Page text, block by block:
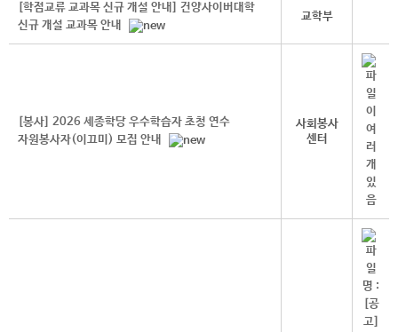
[학점교류 교과목 신규 개설 안내] 건양사이버대학
신규 개설 교과목 안내
교학부
[봉사] 2026 세종학당 우수학습자 초청 연수
자원봉사자(이끄미) 모집 안내
사회봉사
센터